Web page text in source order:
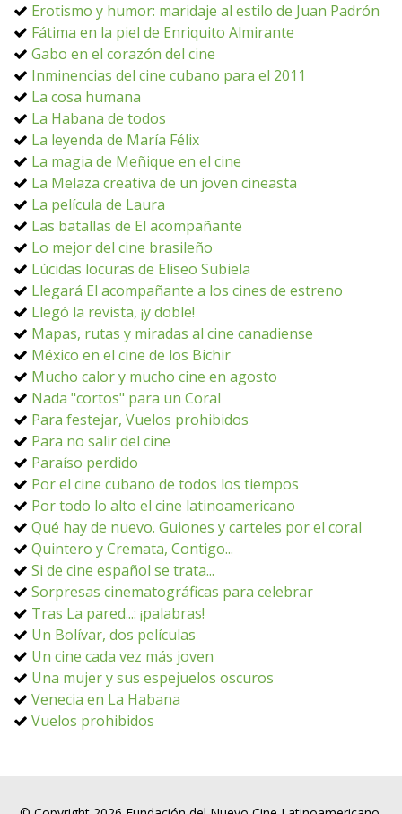
Erotismo y humor: maridaje al estilo de Juan Padrón
Fátima en la piel de Enriquito Almirante
Gabo en el corazón del cine
Inminencias del cine cubano para el 2011
La cosa humana
La Habana de todos
La leyenda de María Félix
La magia de Meñique en el cine
La Melaza creativa de un joven cineasta
La película de Laura
Las batallas de El acompañante
Lo mejor del cine brasileño
Lúcidas locuras de Eliseo Subiela
Llegará El acompañante a los cines de estreno
Llegó la revista, ¡y doble!
Mapas, rutas y miradas al cine canadiense
México en el cine de los Bichir
Mucho calor y mucho cine en agosto
Nada "cortos" para un Coral
Para festejar, Vuelos prohibidos
Para no salir del cine
Paraíso perdido
Por el cine cubano de todos los tiempos
Por todo lo alto el cine latinoamericano
Qué hay de nuevo. Guiones y carteles por el coral
Quintero y Cremata, Contigo...
Si de cine español se trata...
Sorpresas cinematográficas para celebrar
Tras La pared...: ¡palabras!
Un Bolívar, dos películas
Un cine cada vez más joven
Una mujer y sus espejuelos oscuros
Venecia en La Habana
Vuelos prohibidos